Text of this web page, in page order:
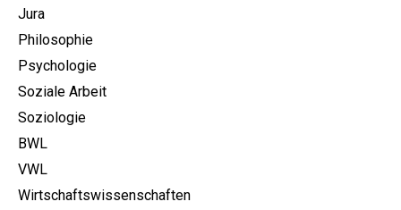
Jura
Philosophie
Psychologie
Soziale Arbeit
Soziologie
BWL
VWL
Wirtschaftswissenschaften